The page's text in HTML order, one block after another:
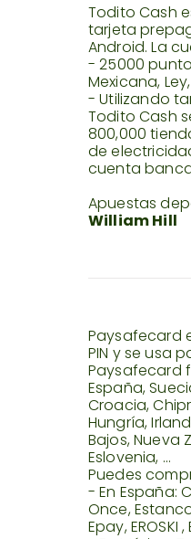
Todito Cash
tarjeta
Android. La
- 25000
Mexicana,
- Utilizando
Todito Cash
800,000
de
cuenta
Apuestas
William Hill
Paysafecard
PIN y se usa
Paysafecard
España,
Croacia,
Hungría,
Bajos, Nueva
Eslovenia, ...
Puedes
- En España:
Once,
Epay, EROSKI